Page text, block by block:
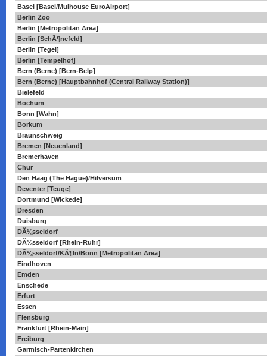
Basel [Basel/Mulhouse EuroAirport]
Berlin Zoo
Berlin [Metropolitan Area]
Berlin [SchÃ¶nefeld]
Berlin [Tegel]
Berlin [Tempelhof]
Bern (Berne) [Bern-Belp]
Bern (Berne) [Hauptbahnhof (Central Railway Station)]
Bielefeld
Bochum
Bonn [Wahn]
Borkum
Braunschweig
Bremen [Neuenland]
Bremerhaven
Chur
Den Haag (The Hague)/Hilversum
Deventer [Teuge]
Dortmund [Wickede]
Dresden
Duisburg
DÃ¼sseldorf
DÃ¼sseldorf [Rhein-Ruhr]
DÃ¼sseldorf/KÃ¶ln/Bonn [Metropolitan Area]
Eindhoven
Emden
Enschede
Erfurt
Essen
Flensburg
Frankfurt [Rhein-Main]
Freiburg
Garmisch-Partenkirchen